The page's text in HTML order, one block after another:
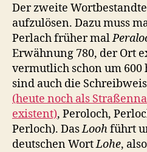
Der zweite
aufzulösen. Dazu muss
Perlach früher mal
Erwähnung 780, der Ort
vermutlich schon um
sind auch die
(heute noch als
existent), Peroloch,
Perloch). DasLoohführt
deutschen WortLohe,